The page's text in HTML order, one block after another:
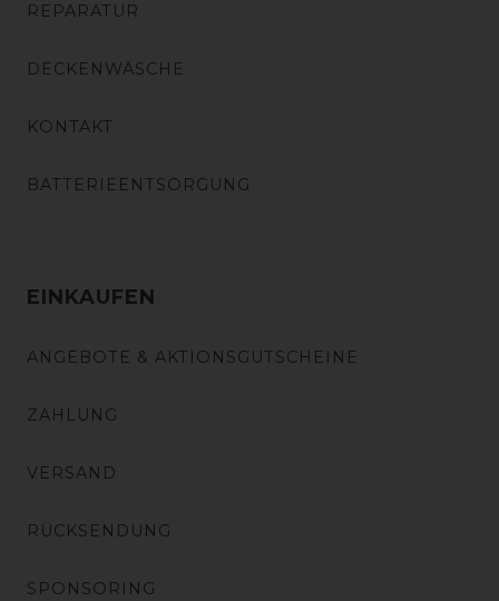
REPARATUR
DECKENWÄSCHE
KONTAKT
BATTERIEENTSORGUNG
EINKAUFEN
ANGEBOTE & AKTIONSGUTSCHEINE
ZAHLUNG
VERSAND
RÜCKSENDUNG
SPONSORING